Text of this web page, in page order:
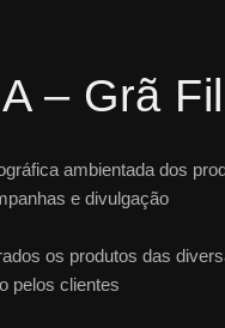
– Grã
ambientada dos
e divulgação
os produtos das
pelos clientes